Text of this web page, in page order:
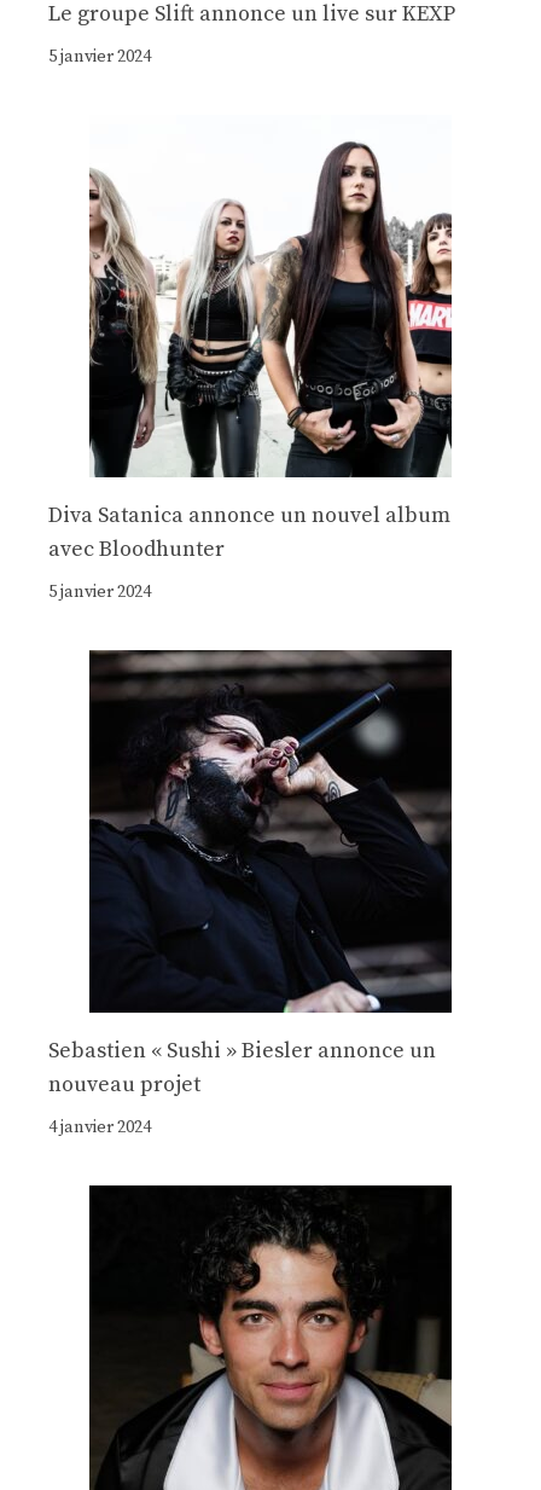
Le groupe Slift annonce un live sur KEXP
5 janvier 2024
Diva Satanica annonce un nouvel album
avec Bloodhunter
5 janvier 2024
Sebastien « Sushi » Biesler annonce un
nouveau projet
4 janvier 2024